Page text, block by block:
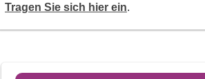
Tragen Sie sich hier ein.